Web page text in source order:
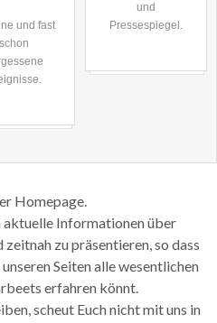
und fast
schon
und
Pressespiegel.
Homepage.
aktuelle Informationen über
zu präsentieren, so dass
Seiten alle wesentlichen
erfahren könnt.
scheut Euch nicht mit uns in